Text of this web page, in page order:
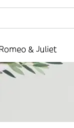
& Juliet